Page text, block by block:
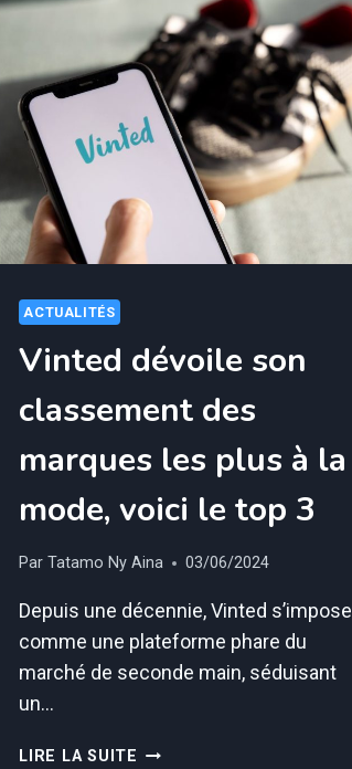
ACTUALITÉS
Vinted dévoile son
classement des
marques les plus à la
mode, voici le top 3
Par Tatamo Ny Aina 03/06/2024
Depuis une décennie, Vinted s’impose
comme une plateforme phare du
marché de seconde main, séduisant
un…
LIRE LA SUITE VINTED